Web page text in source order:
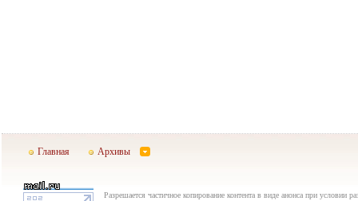
Главная Архивы
Разрешается частичное копирование контента в виде анонса при условии